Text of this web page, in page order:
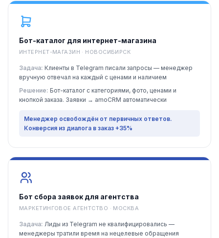
Бот-каталог для интернет-магазина
ИНТЕРНЕТ-МАГАЗИН · НОВОСИБИРСК
Задача: Клиенты в Telegram писали запросы — менеджер
вручную отвечал на каждый с ценами и наличием
Решение: Бот-каталог с категориями, фото, ценами и
кнопкой заказа. Заявки → amoCRM автоматически
Менеджер освобождён от первичных ответов.
Конверсия из диалога в заказ +35%
Бот сбора заявок для агентства
МАРКЕТИНГОВОЕ АГЕНТСТВО · МОСКВА
Задача: Лиды из Telegram не квалифицировались —
менеджеры тратили время на нецелевые обращения